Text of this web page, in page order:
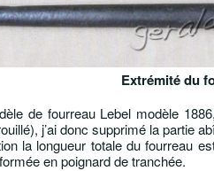
Extrémité du
de fourreau Lebel modèle
j’ai donc supprimé la partie
la longueur totale du fourreau
en poignard de tranchée.